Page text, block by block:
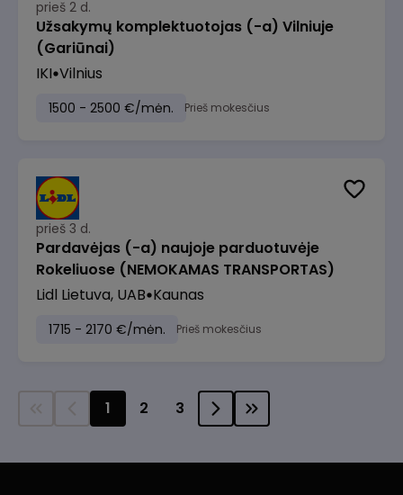
prieš 2 d.
Užsakymų komplektuotojas (-a) Vilniuje
(Gariūnai)
IKI Vilnius
1500 - 2500 €/mėn. Prieš mokesčius
prieš 3 d.
Pardavėjas (-a) naujoje parduotuvėje
Rokeliuose (NEMOKAMAS TRANSPORTAS)
Lidl Lietuva, UAB Kaunas
1715 - 2170 €/mėn. Prieš mokesčius
1 2 3